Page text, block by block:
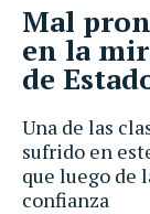
Una de las
sufrido en
que luego de
confianza
Mal
en la
de